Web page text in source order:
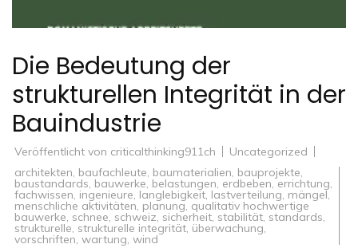
Die Bedeutung der
strukturellen Integrität in der
Bauindustrie
Veröffentlicht von criticalthinking911ch
Uncategorized
architekten, baufachleute, baumaterialien, bauprojekte,
baustandards, bauwerke, belastungen, erdbeben, errichtung,
fachwissen, ingenieure, langlebigkeit, lastverteilung, mängel,
menschliche aktivitäten, planung, qualitativ hochwertige
bauwerke, schnee, schweiz, sicherheit, stabilität, standards,
strukturelle, strukturelle integrität, überwachung,
vorschriften, wartung, wind